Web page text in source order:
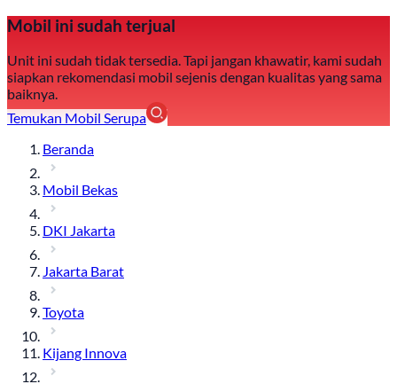
Mobil ini sudah terjual
Unit ini sudah tidak tersedia. Tapi jangan khawatir, kami sudah
siapkan rekomendasi mobil sejenis dengan kualitas yang sama
baiknya.
Temukan Mobil Serupa
Beranda
Mobil Bekas
DKI Jakarta
Jakarta Barat
Toyota
Kijang Innova